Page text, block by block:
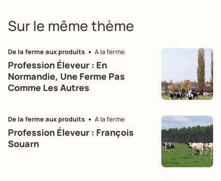
Sur le même thème
De la ferme aux produits A la ferme
Profession Éleveur : En
Normandie, Une Ferme Pas
Comme Les Autres
De la ferme aux produits A la ferme
Profession Éleveur : François
Souarn